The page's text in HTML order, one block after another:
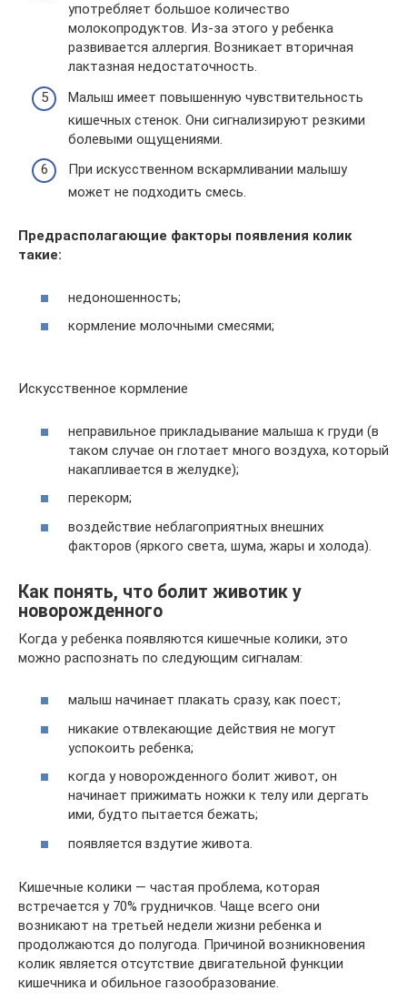
употребляет большое количество
молокопродуктов. Из-за этого у ребенка
развивается аллергия. Возникает вторичная
лактазная недостаточность.
Малыш имеет повышенную чувствительность
кишечных стенок. Они сигнализируют резкими
болевыми ощущениями.
При искусственном вскармливании малышу
может не подходить смесь.
Предрасполагающие факторы появления колик
такие:
недоношенность;
кормление молочными смесями;
Искусственное кормление
неправильное прикладывание малыша к груди (в
таком случае он глотает много воздуха, который
накапливается в желудке);
перекорм;
воздействие неблагоприятных внешних
факторов (яркого света, шума, жары и холода).
Как понять, что болит животик у
новорожденного
Когда у ребенка появляются кишечные колики, это
можно распознать по следующим сигналам:
малыш начинает плакать сразу, как поест;
никакие отвлекающие действия не могут
успокоить ребенка;
когда у новорожденного болит живот, он
начинает прижимать ножки к телу или дергать
ими, будто пытается бежать;
появляется вздутие живота.
Кишечные колики — частая проблема, которая
встречается у 70% грудничков. Чаще всего они
возникают на третьей недели жизни ребенка и
продолжаются до полугода. Причиной возникновения
колик является отсутствие двигательной функции
кишечника и обильное газообразование.